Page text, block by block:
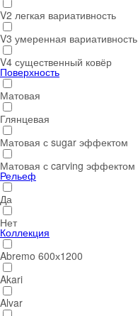
V2 легкая вариативность
V3 умеренная вариативность
V4 существенный ковёр
Поверхность
Матовая
Глянцевая
Матовая с sugar эффектом
Матовая с carving эффектом
Рельеф
Да
Нет
Коллекция
Abremo 600х1200
Akari
Alvar